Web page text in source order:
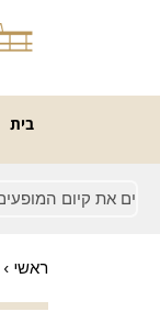
בית
קיום המופעים.
ראשי ›